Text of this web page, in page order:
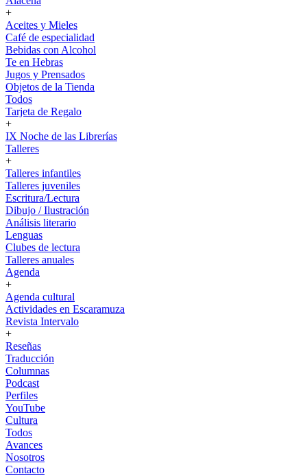
+
Aceites y Mieles
Café de especialidad
Bebidas con Alcohol
Te en Hebras
Jugos y Prensados
Objetos de la Tienda
Todos
Tarjeta de Regalo
+
IX Noche de las Librerías
Talleres
+
Talleres infantiles
Talleres juveniles
Escritura/Lectura
Dibujo / Ilustración
Análisis literario
Lenguas
Clubes de lectura
Talleres anuales
Agenda
+
Agenda cultural
Actividades en Escaramuza
Revista Intervalo
+
Reseñas
Traducción
Columnas
Podcast
Perfiles
YouTube
Cultura
Todos
Avances
Nosotros
Contacto